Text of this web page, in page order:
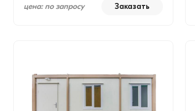
цена: по запросу Заказать